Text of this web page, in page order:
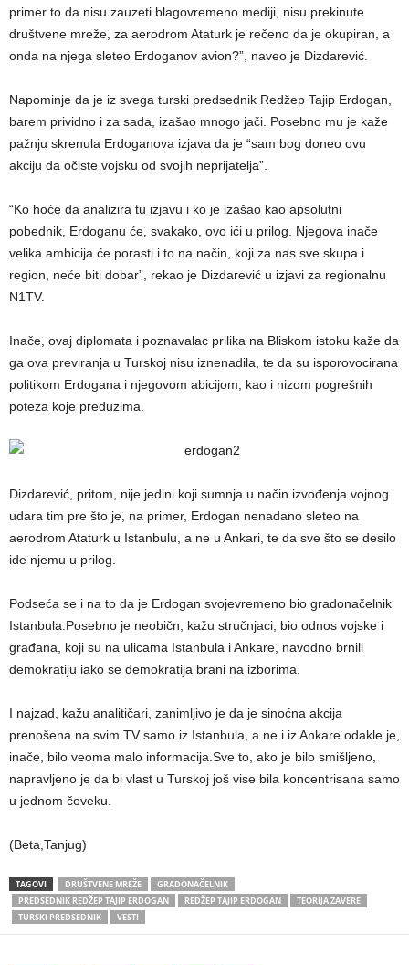
primer to da nisu zauzeti blagovremeno mediji, nisu prekinute
društvene mreže, za aerodrom Ataturk je rečeno da je okupiran, a
onda na njega sleteo Erdoganov avion?”, naveo je Dizdarević.
Napominje da je iz svega turski predsednik Redžep Tajip Erdogan,
barem prividno i za sada, izašao mnogo jači. Posebno mu je kaže
pažnju skrenula Erdoganova izjava da je “sam bog doneo ovu
akciju da očiste vojsku od svojih neprijatelja”.
“Ko hoće da analizira tu izjavu i ko je izašao kao apsolutni
pobednik, Erdoganu će, svakako, ovo ići u prilog. Njegova inače
velika ambicija će porasti i to na način, koji za nas sve skupa i
region, neće biti dobar”, rekao je Dizdarević u izjavi za regionalnu
N1TV.
Inače, ovaj diplomata i poznavalac prilika na Bliskom istoku kaže da
ga ova previranja u Turskoj nisu iznenadila, te da su isporovocirana
politikom Erdogana i njegovom abicijom, kao i nizom pogrešnih
poteza koje preduzima.
Dizdarević, pritom, nije jedini koji sumnja u način izvođenja vojnog
udara tim pre što je, na primer, Erdogan nenadano sleteo na
aerodrom Ataturk u Istanbulu, a ne u Ankari, te da sve što se desilo
ide njemu u prilog.
Podseća se i na to da je Erdogan svojevremeno bio gradonačelnik
Istanbula.Posebno je neobičn, kažu stručnjaci, bio odnos vojske i
građana, koji su na ulicama Istanbula i Ankare, navodno brnili
demokratiju iako se demokratija brani na izborima.
I najzad, kažu analitičari, zanimljivo je da je sinoćna akcija
prenošena na svim TV samo iz Istanbula, a ne i iz Ankare odakle je,
inače, bilo veoma malo informacija.Sve to, ako je bilo smišljeno,
napravljeno je da bi vlast u Turskoj još vise bila koncentrisana samo
u jednom čoveku.
(Beta,Tanjug)
TAGOVI DRUŠTVENE MREŽE
GRADONAČELNIK
PREDSEDNIK REDŽEP TAJIP ERDOGAN
REDŽEP TAJIP ERDOGAN
TEORIJA ZAVERE
TURSKI PREDSEDNIK
VESTI